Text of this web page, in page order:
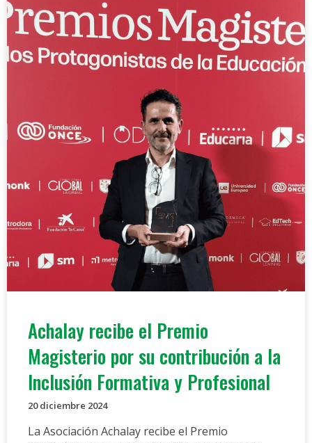
Achalay recibe el Premio
Magisterio por su contribución a la
Inclusión Formativa y Profesional
20 diciembre 2024
La Asociación Achalay recibe el Premio